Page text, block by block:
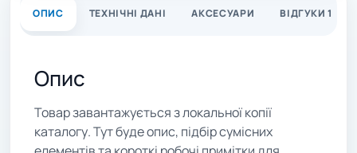
ОПИС ТЕХНІЧНІ ДАНІ АКСЕСУАРИ ВІДГУКИ 1
Опис
Товар завантажується з локальної копії
каталогу. Тут буде опис, підбір сумісних